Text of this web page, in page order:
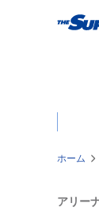
ホーム
アリー